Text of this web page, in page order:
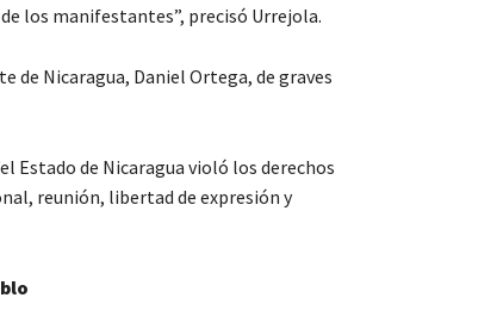
los manifestantes”, precisó Urrejola.
de Nicaragua, Daniel Ortega, de graves
Estado de Nicaragua violó los derechos
reunión, libertad de expresión y